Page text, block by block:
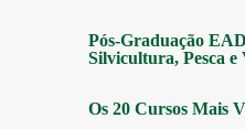
Pós-Graduação
Silvicultura, Pesca e
Os 20 Cursos Mais